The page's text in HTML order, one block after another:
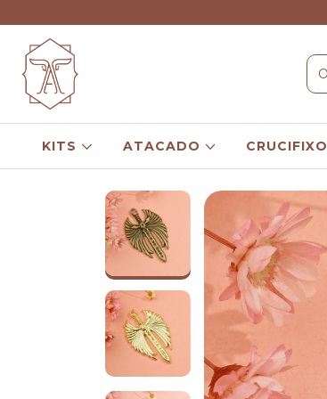
KITS ATACADO CRUCIFIXO